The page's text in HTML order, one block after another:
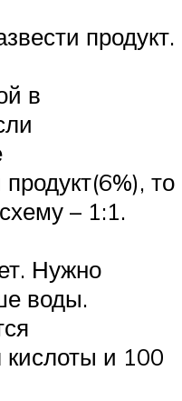
продукт.
в
то
– 1:1.
Нужно
воды.
и 100